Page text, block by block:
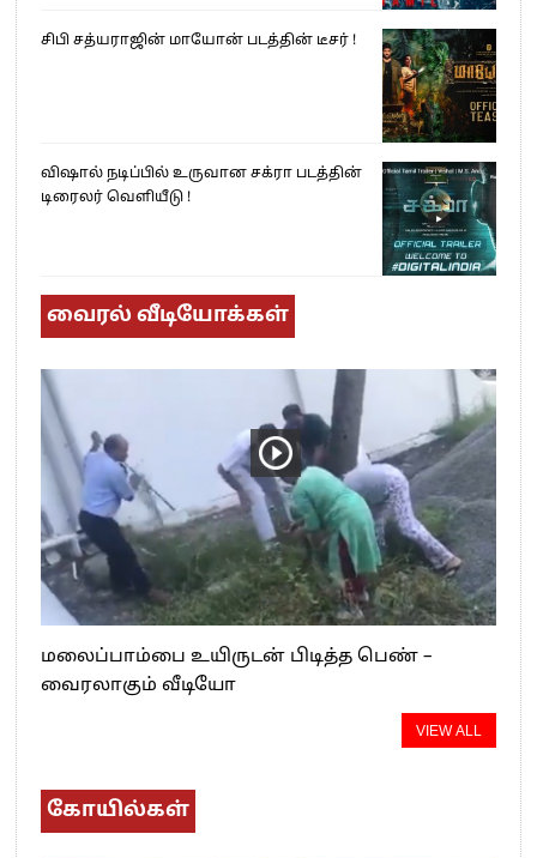
சிபி சத்யராஜின் மாயோன் படத்தின் டீசர் !
விஷால் நடிப்பில் உருவான சக்ரா படத்தின்
டிரைலர் வெளியீடு !
வைரல் வீடியோக்கள்
மலைப்பாம்பை உயிருடன் பிடித்த பெண் –
வைரலாகும் வீடியோ
VIEW ALL
கோயில்கள்